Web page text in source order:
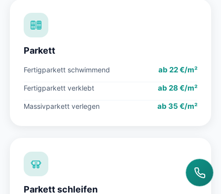
Parkett
Fertigparkett schwimmend ab 22 €/m²
Fertigparkett verklebt ab 28 €/m²
Massivparkett verlegen ab 35 €/m²
Parkett schleifen